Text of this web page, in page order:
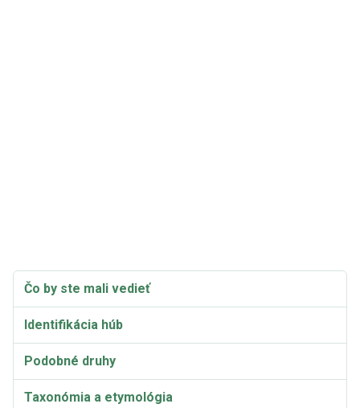
Čo by ste mali vedieť
Identifikácia húb
Podobné druhy
Taxonómia a etymológia